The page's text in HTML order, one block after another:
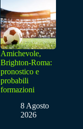
Amichevole,
Brighton-Roma:
pronostico e
probabili
formazioni
8 Agosto
2026